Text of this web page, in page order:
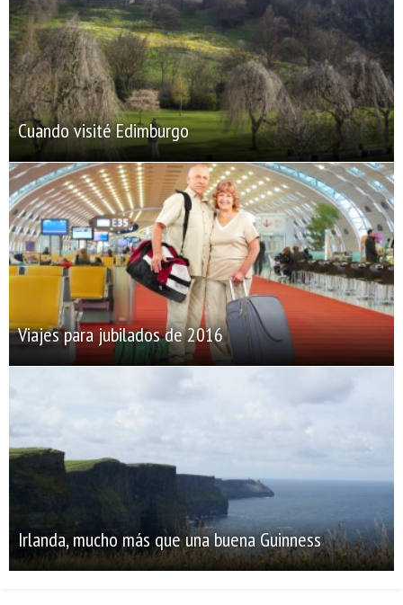
Cuando visité Edimburgo
Viajes para jubilados de 2016
Irlanda, mucho más que una buena Guinness